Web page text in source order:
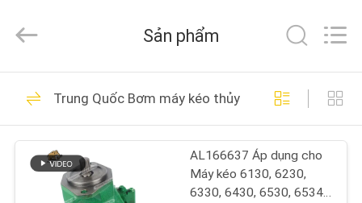
TRANG
CHỦ
CÁC
Elephant
All
Reserved.
Phụ tùng bơm
piston thủy lực
528
Sản phẩm
Trung Quốc Bơm máy kéo thủy lực
AL166637 Áp dụng cho
Máy kéo 6130, 6230,
6330, 6430, 6530, 6534,